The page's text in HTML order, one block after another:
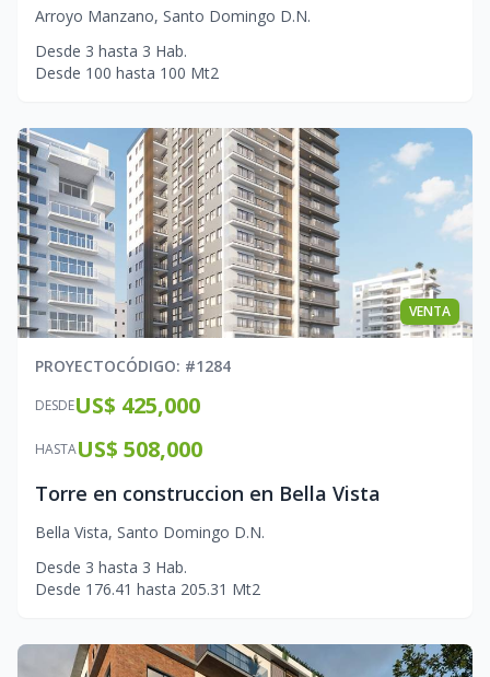
Arroyo Manzano, Santo Domingo D.N.
Desde 3 hasta 3 Hab.
Desde 100 hasta 100 Mt2
VENTA
PROYECTOCÓDIGO: #1284
DESDEUS$ 425,000
HASTAUS$ 508,000
Torre en construccion en Bella Vista
Bella Vista, Santo Domingo D.N.
Desde 3 hasta 3 Hab.
Desde 176.41 hasta 205.31 Mt2